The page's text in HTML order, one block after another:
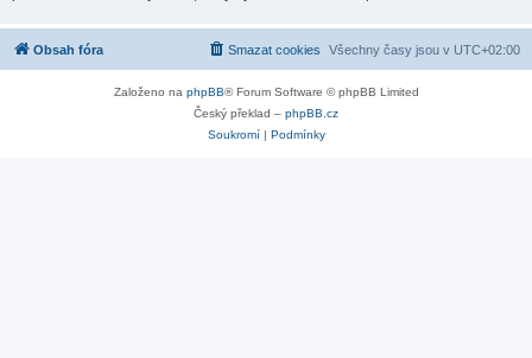
Obsah fóra Všechny časy jsou v UTC+02:00
Smazat cookies
Založeno na phpBB® Forum Software © phpBB Limited
Český překlad – phpBB.cz
Soukromí| Podmínky